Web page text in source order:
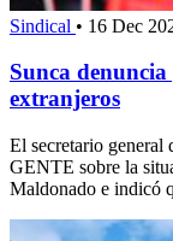
Sindical • 16 Dec
Sunca
extranjeros
El secretario
GENTE sobre la
Maldonado e indicó